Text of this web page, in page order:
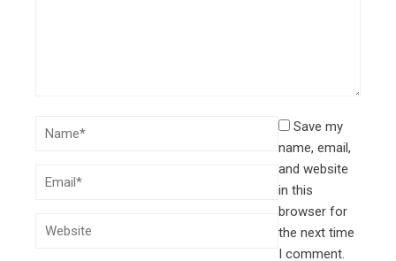
Save my
name, email,
and website
in this
browser for
the next time
I comment.